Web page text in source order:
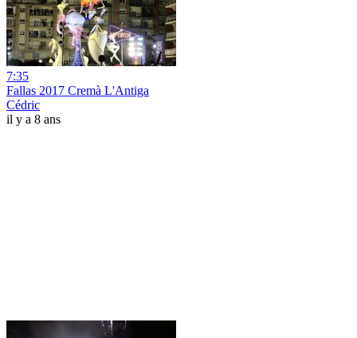
7:35
Fallas 2017 Cremà L'Antiga
Cédric
il y a 8 ans